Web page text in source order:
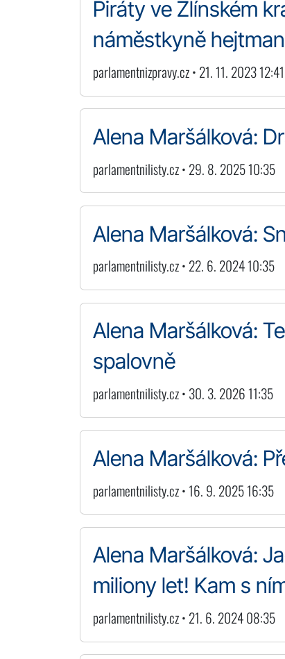
Piráty ve Zlínském
náměstkyně
parlamentnizpravy.cz • 21. 11. 2023 12:41
Alena Maršálková:
parlamentnilisty.cz • 29. 8. 2025 10:35
Alena Maršálková:
parlamentnilisty.cz • 22. 6. 2024 10:35
Alena Maršálková:
spalovně
parlamentnilisty.cz • 30. 3. 2026 11:35
Alena Maršálková:
parlamentnilisty.cz • 16. 9. 2025 16:35
Alena Maršálková:
miliony let! Kam s
parlamentnilisty.cz • 21. 6. 2024 08:35